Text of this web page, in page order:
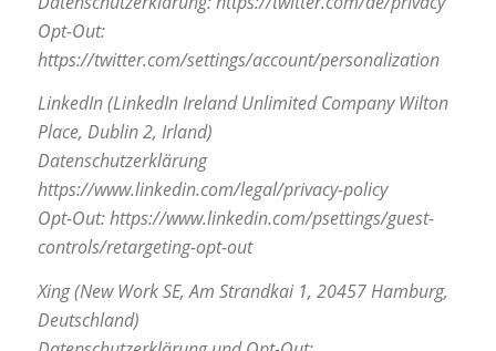
Opt-Out:
https://twitter.com/settings/account/personalization
LinkedIn (LinkedIn Ireland Unlimited Company Wilton
Place, Dublin 2, Irland)
Datenschutzerklärung
https://www.linkedin.com/legal/privacy-policy
Opt-Out: https://www.linkedin.com/psettings/guest-
controls/retargeting-opt-out
Xing (New Work SE, Am Strandkai 1, 20457 Hamburg,
Deutschland)